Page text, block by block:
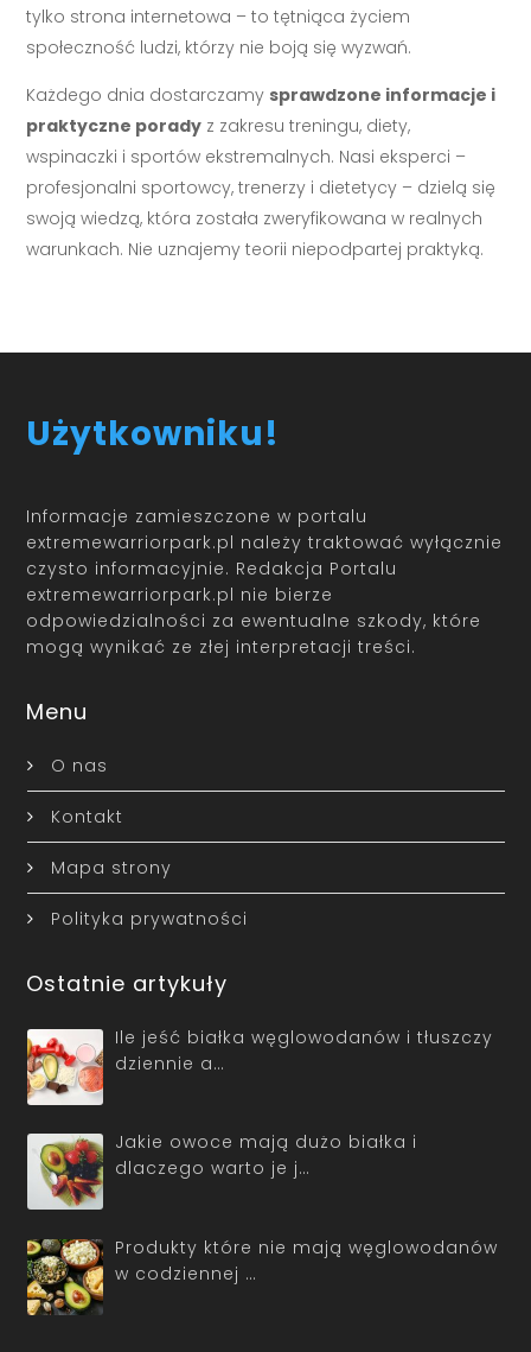
tylko strona internetowa – to tętniąca życiem
społeczność ludzi, którzy nie boją się wyzwań.
Każdego dnia dostarczamy sprawdzone informacje i
praktyczne porady z zakresu treningu, diety,
wspinaczki i sportów ekstremalnych. Nasi eksperci –
profesjonalni sportowcy, trenerzy i dietetycy – dzielą się
swoją wiedzą, która została zweryfikowana w realnych
warunkach. Nie uznajemy teorii niepodpartej praktyką.
Użytkowniku!
Informacje zamieszczone w portalu
extremewarriorpark.pl należy traktować wyłącznie
czysto informacyjnie. Redakcja Portalu
extremewarriorpark.pl nie bierze
odpowiedzialności za ewentualne szkody, które
mogą wynikać ze złej interpretacji treści.
Menu
O nas
Kontakt
Mapa strony
Polityka prywatności
Ostatnie artykuły
Ile jeść białka węglowodanów i tłuszczy
dziennie a…
Jakie owoce mają dużo białka i
dlaczego warto je j…
Produkty które nie mają węglowodanów
w codziennej …